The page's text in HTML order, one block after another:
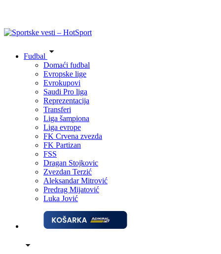
Fudbal
Domaći fudbal
Evropske lige
Evrokupovi
Saudi Pro liga
Reprezentacija
Transferi
Liga šampiona
Liga evrope
FK Crvena zvezda
FK Partizan
FSS
Dragan Stojkovic
Zvezdan Terzić
Aleksandar Mitrović
Predrag Mijatović
Luka Jović